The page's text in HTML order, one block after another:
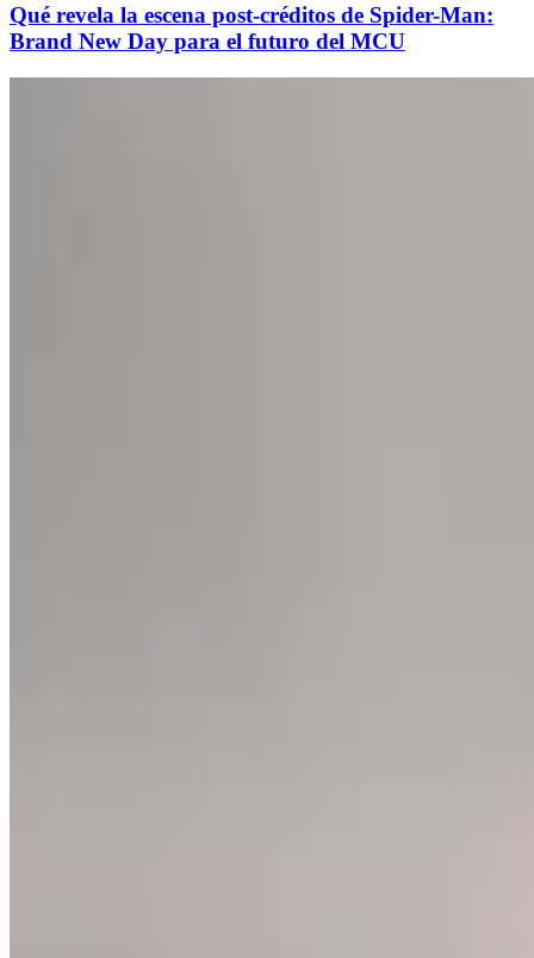
Qué revela la escena post-créditos de Spider-Man:
Brand New Day para el futuro del MCU